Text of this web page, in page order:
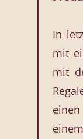
In
mit
mit